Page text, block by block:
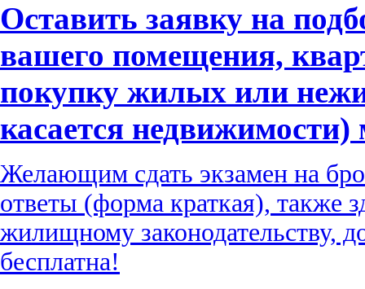
Оставить заявку на
вашего помещения,
покупку жилых или
касается недвижимости)
Желающим сдать экзамен на
ответы (форма краткая), также
жилищному законодательству,
бесплатна!